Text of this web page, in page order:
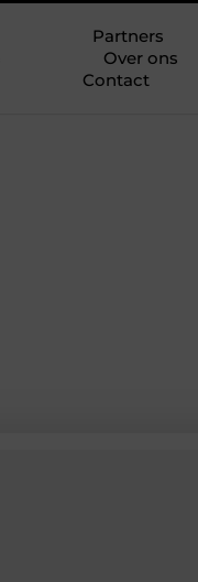
Partners
Over ons
Contact